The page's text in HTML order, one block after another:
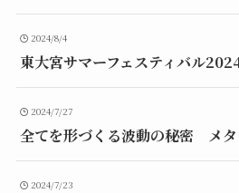
2024/8/4
東大宮サマーフェスティバル
2024/7/27
全てを形づくる波動の秘密 メ
2024/7/23